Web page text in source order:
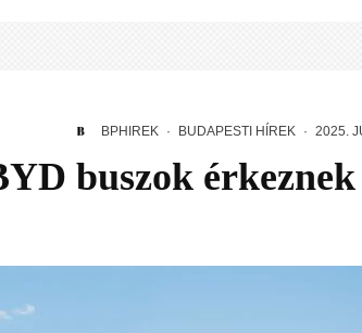
BPHIREK · BUDAPESTI HÍREK · 2025.
buszok